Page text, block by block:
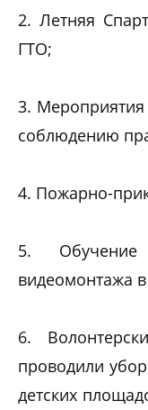
2. Летняя
ГТО;
3. Мероприятия
соблюдению
4. Пожарно-
5. Обучение
видеомонтажа
6.
проводили
детских